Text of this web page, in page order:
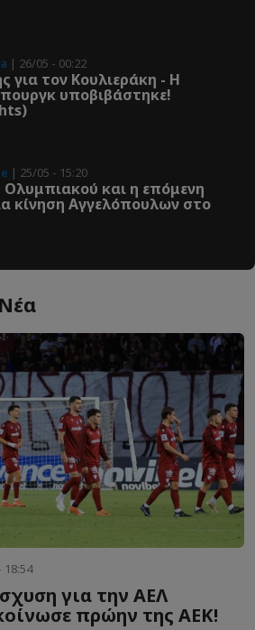
| 26/05 - 00:22
για τον Κουλιεράκη - Η
υποβιβάστηκε!
| 25/05 - 15:20
και η επόμενη
κίνηση Αγγελόπουλων στο
18:54
για την ΑΕΛ
πρώην της ΑΕΚ!